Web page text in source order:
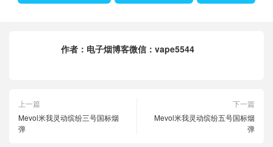
作者： 电子烟博客微信：vape5544
上一篇
Mevol米我灵动缤纷三号国标烟
弹
下一篇
Mevol米我灵动缤纷五号国标烟
弹